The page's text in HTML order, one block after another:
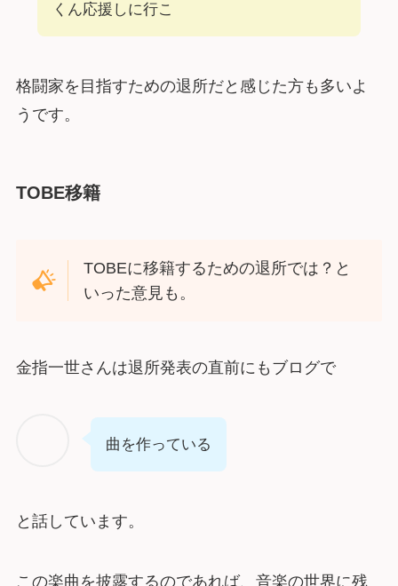
くん応援しに行こ
格闘家を目指すための退所だと感じた方も多いよ
うです。
TOBE移籍
TOBEに移籍するための退所では？と
いった意見も。
金指一世さんは退所発表の直前にもブログで
曲を作っている
と話しています。
この楽曲を披露するのであれば、音楽の世界に残